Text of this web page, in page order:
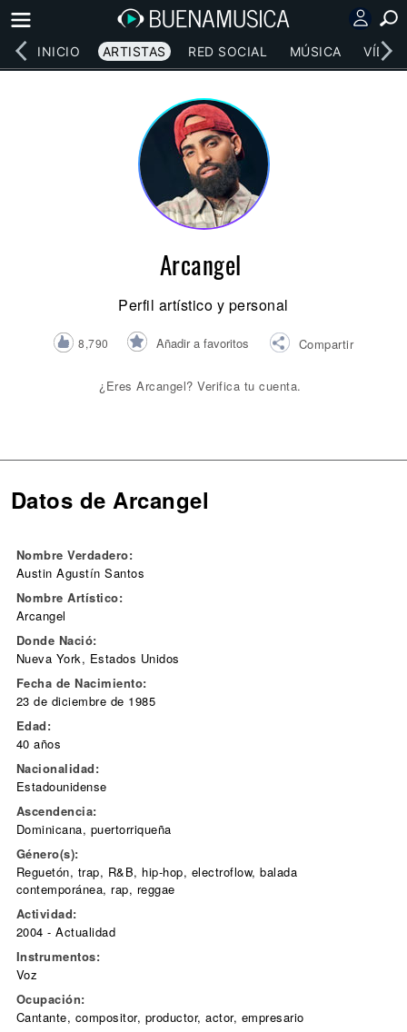
INICIO ARTISTAS RED SOCIAL MÚSICA
Arcangel
Perfil artístico y personal
8,790 Añadir a favoritos Compartir
¿Eres Arcangel? Verifica tu cuenta.
Datos de Arcangel
Nombre Verdadero:
Austin Agustín Santos
Nombre Artístico:
Arcangel
Donde Nació:
Nueva York, Estados Unidos
Fecha de Nacimiento:
23 de diciembre de 1985
Edad:
40 años
Nacionalidad:
Estadounidense
Ascendencia:
Dominicana, puertorriqueña
Género(s):
Reguetón, trap, R&B, hip-hop, electroflow, balada
contemporánea, rap, reggae
Actividad:
2004 - Actualidad
Instrumentos:
Voz
Ocupación:
Cantante, compositor, productor, actor, empresario